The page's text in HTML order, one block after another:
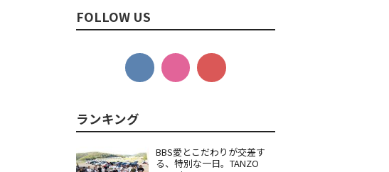
FOLLOW US
BBS愛とこだわりが交差す
る、特別な一日。TANZO